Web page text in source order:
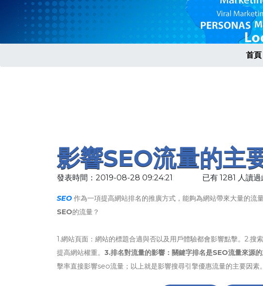
首頁
影響SEO流量的主
發表時間：2019-08-28 09:24:21 已有 1281 人讀
SEO 作為一項提高網站排名的推廣方式，能夠為網站帶來大量的流
SEO的流量？
1.網站頁面：網站的標題合適與否以及用戶體驗都會影響點擊。2.
提高網站權重。 3.排名對流量的影響：關鍵字排名是SEO流量來源
擊率直接影響seo流量；以上就是影響搜尋引擎優惠流量的主要因素。